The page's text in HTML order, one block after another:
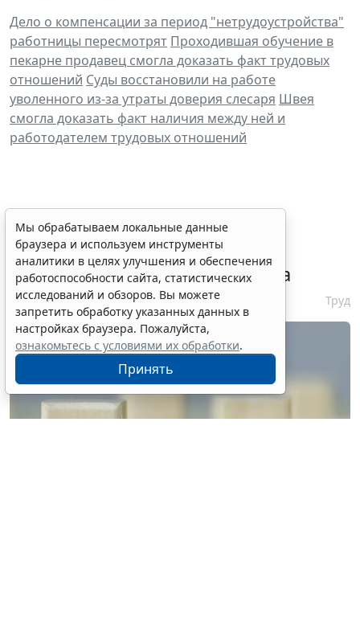
Дело о компенсации за период "нетрудоустройства"
работницы пересмотрят Проходившая обучение в
пекарне продавец смогла доказать факт трудовых
отношений Суды восстановили на работе
уволенного из-за утраты доверия слесаря Швея
смогла доказать факт наличия между ней и
работодателем трудовых отношений
Сервис автоматического
аннулирования патентов за
неуплату запустят с 10 августа
6 августа 2026 16:19 Труд
Мы обрабатываем локальные данные
браузера и используем инструменты
аналитики в целях улучшения и обеспечения
работоспособности сайта, статистических
исследований и обзоров. Вы можете
запретить обработку указанных данных в
настройках браузера. Пожалуйста,
ознакомьтесь с условиями их обработки.
Принять